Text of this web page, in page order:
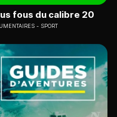
fous du calibre 20
SPORT